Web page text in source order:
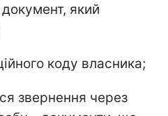
який
коду власника;
звернення через